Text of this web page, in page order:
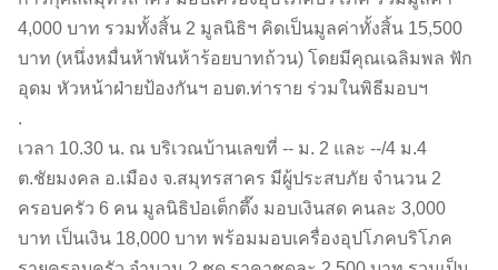
4,000 บาท รวมทั้งสิ้น 2 มูลนิธิฯ คิดเป็นมูลค่าทั้งสิ้น 15,500
บาท (หนึ่งหมื่นห้าพันห้าร้อยบาทถ้วน) โดยมีคุณเฉลิมพล ฟัก
อุดม หัวหน้าฝ่ายป้องกันฯ อบต.ท่าราย ร่วมในพิธีมอบฯ
.
เวลา 10.30 น. ณ บริเวณบ้านเลขที่ -- ม. 2 และ --/4 ม.4
ต.ชัยมงคล อ.เมือง จ.สมุทรสาคร มีผู้ประสบภัย จำนวน 2
ครอบครัว 6 คน มูลนิธิป่อเต็กตึ๊ง มอบเงินสด คนละ 3,000
บาท เป็นเงิน 18,000 บาท พร้อมมอบเครื่องอุปโภคบริโภค